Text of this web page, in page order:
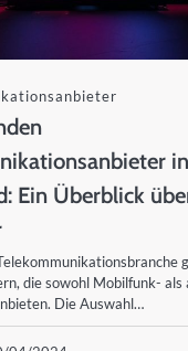
in
Ein Überblick
die sowohl Mobilfunk- als
Die Auswahl…